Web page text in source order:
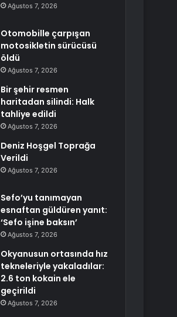
Ağustos 7, 2026
Otomobille çarpışan
motosikletin sürücüsü
öldü
Ağustos 7, 2026
Bir şehir resmen
haritadan silindi: Halk
tahliye edildi
Ağustos 7, 2026
Deniz Hoşgel Toprağa
Verildi
Ağustos 7, 2026
Sefo’yu tanımayan
esnaftan güldüren yanıt:
‘Sefo işine baksın’
Ağustos 7, 2026
Okyanusun ortasında hız
tekneleriyle yakaladılar:
2.6 ton kokain ele
geçirildi
Ağustos 7, 2026